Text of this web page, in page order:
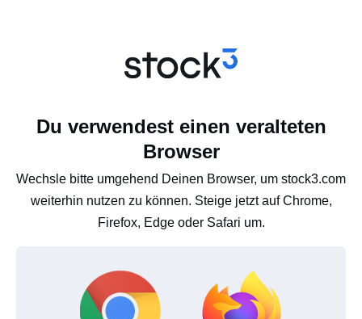
Du verwendest einen veralteten
Browser
Wechsle bitte umgehend Deinen Browser, um stock3.com
weiterhin nutzen zu können. Steige jetzt auf Chrome,
Firefox, Edge oder Safari um.